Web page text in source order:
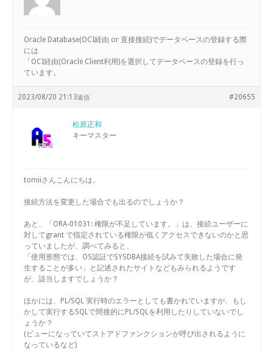
Oracle Database(OCI経由 or 直接接続)でデータベースの登録する際
には
「OCI経由(Oracle Client利用)を選択してデータベースの登録を行っ
ています。
2023/08/20 21:13 #20655
返信
松原正和
キーマスター
tomiiさんこんにちは。
接続方法を変更した場合でも出るのでしょうか？
あと、「ORA-01031: 権限が不足しています。」は、接続ユーザーに
対してgrant で指定されている権限が低くアクセスできないのかと思
っていましたが、調べてみると、
「使用形態では、OS認証でSYSDBA接続を試みて失敗した場合に発
生することが多い」と記述されたサイトなどもみられるようです
が、該当しますでしょうか？
ほかには、PL/SQL 実行時のエラーとしても書かれていますが、もし
かして実行するSQLで間接的にPL/SQLを利用したりしていないでし
ょうか？
(ビューになっていてストアドファンクションが呼び出されるように
なっているなど)